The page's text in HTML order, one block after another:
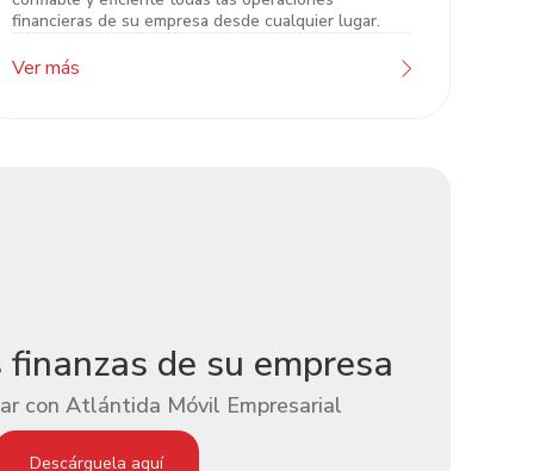
financieras de su empresa desde cualquier lugar.
Ver más
de su empresa
con Atlántida Móvil Empresarial
Descárguela aquí